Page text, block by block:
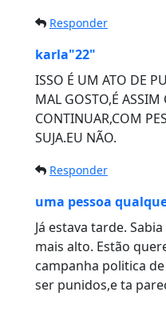
Responder
karla"22"
ISSO É UM ATO DE
MAL GOSTO,É ASSIM
CONTINUAR,COM
SUJA.EU NÃO.
Responder
uma pessoa
Já estava tarde.
mais alto. Estão
campanha politica
ser punidos,e ta